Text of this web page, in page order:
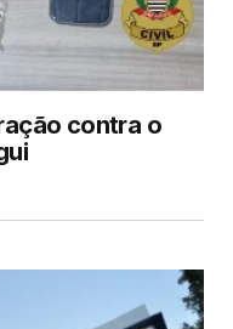
contra o